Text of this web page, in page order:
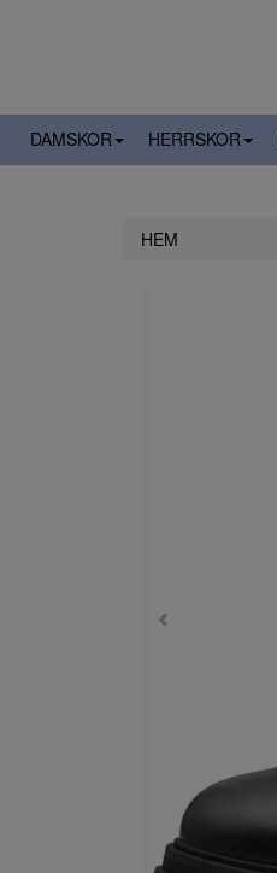
DAMSKOR HERRSKOR
HEM